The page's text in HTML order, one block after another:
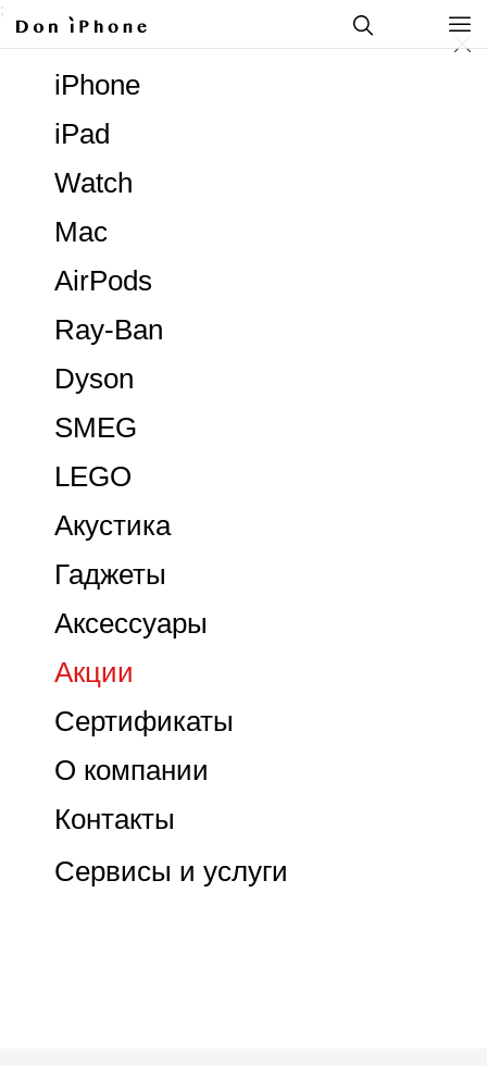
;
Контакты
О компании
Сертификаты
Акции
Аксессуары
Гаджеты
Акустика
Dyson
AirPods
Ray-Ban
LEGO
SMEG
Mac
Watch
iPad
iPhone
Сервисы и услуги